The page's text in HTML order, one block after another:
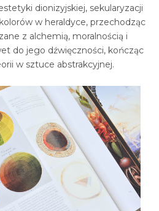
dionizyjskiej, sekularyzacji
w heraldyce, przechodząc
z alchemią, moralnością i
do jego dźwięczności, kończąc
w sztuce abstrakcyjnej.